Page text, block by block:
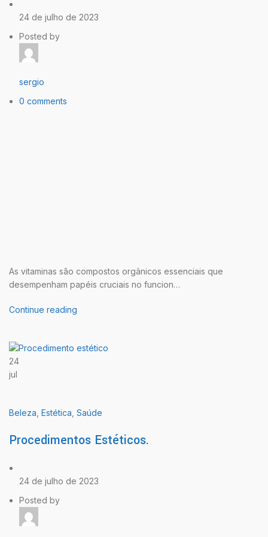
24 de julho de 2023
Posted by
sergio
0 comments
As vitaminas são compostos orgânicos essenciais que
desempenham papéis cruciais no funcion…
Continue reading
24
jul
Beleza Estética Saúde
Procedimentos Estéticos.
24 de julho de 2023
Posted by